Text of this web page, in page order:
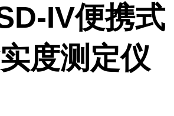
IV便携式
度测定仪